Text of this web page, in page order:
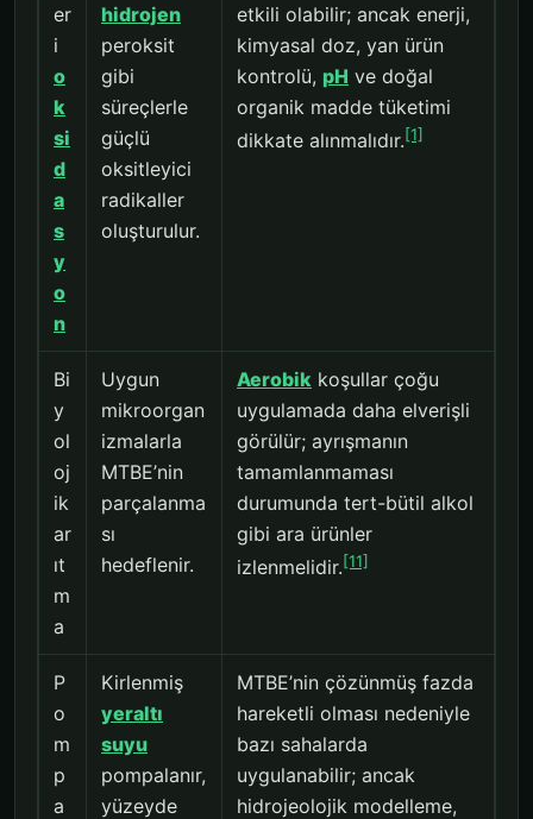
er
i
o
k
si
d
a
s
y
o
n
hidrojen
peroksit
gibi
süreçlerle
güçlü
oksitleyici
radikaller
oluşturulur.
etkili olabilir; ancak enerji,
kimyasal doz, yan ürün
kontrolü, pH ve doğal
organik madde tüketimi
dikkate alınmalıdır.[1]
Bi
y
ol
oj
ik
ar
ıt
m
a
Uygun
mikroorgan
izmalarla
MTBE’nin
parçalanma
sı
hedeflenir.
Aerobik koşullar çoğu
uygulamada daha elverişli
görülür; ayrışmanın
tamamlanmaması
durumunda tert-bütil alkol
gibi ara ürünler
izlenmelidir.[11]
P
o
m
p
a
Kirlenmiş
yeraltı
suyu
pompalanır,
yüzeyde
MTBE’nin çözünmüş fazda
hareketli olması nedeniyle
bazı sahalarda
uygulanabilir; ancak
hidrojeolojik modelleme,